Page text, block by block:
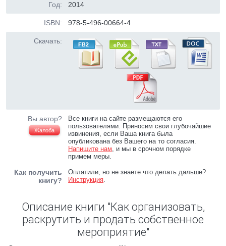
Год: 2014
ISBN: 978-5-496-00664-4
Скачать:
Вы автор?
Жалоба
Все книги на сайте размещаются его
пользователями. Приносим свои глубочайшие
извинения, если Ваша книга была
опубликована без Вашего на то согласия.
Напишите нам, и мы в срочном порядке
примем меры.
Как получить
книгу?
Оплатили, но не знаете что делать дальше?
Инструкция.
Описание книги "Как организовать,
раскрутить и продать собственное
мероприятие"